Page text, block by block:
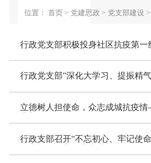
位置： 首页> 党建思政 > 党支部建设 >
行政党支部积极投身社区抗疫第一
行政党支部“深化大学习、提振精
立德树人担使命，众志成城抗疫
行政支部召开“不忘初心、牢记使